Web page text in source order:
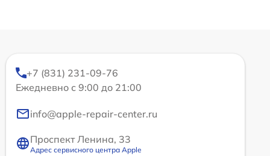
+7 (831) 231-09-76
Ежедневно с 9:00 до 21:00
info@apple-repair-center.ru
Проспект Ленина, 33
Адрес сервисного центра Apple